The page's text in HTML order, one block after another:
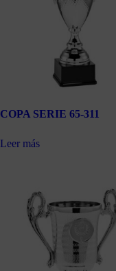
COPA SERIE 65-311
Leer más